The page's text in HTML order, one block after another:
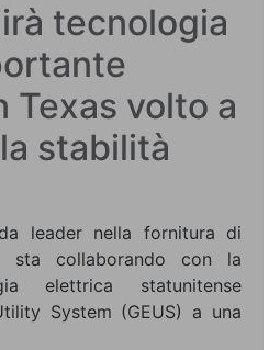
tecnologia
Texas volto a
stabilità
leader nella fornitura di
sta collaborando con la
elettrica statunitense
System (GEUS) a una